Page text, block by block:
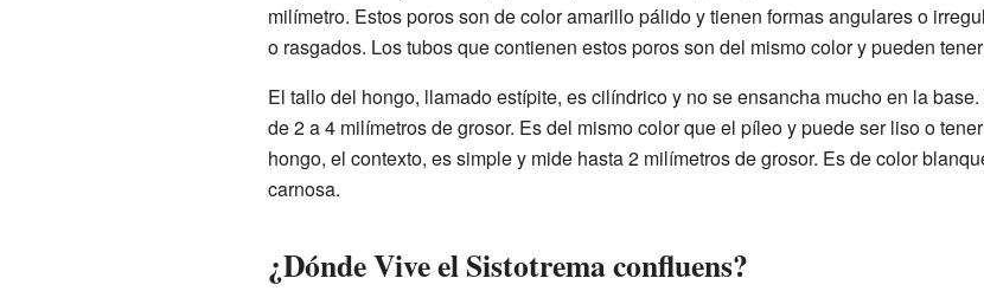
milímetro. Estos poros son de color amarillo pálido y tienen formas angulares o
o rasgados. Los tubos que contienen estos poros son del mismo color y pueden
El tallo del hongo, llamado estípite, es cilíndrico y no se ensancha mucho en la
de 2 a 4 milímetros de grosor. Es del mismo color que el píleo y puede ser liso o
hongo, el contexto, es simple y mide hasta 2 milímetros de grosor. Es de color
carnosa.
¿Dónde Vive el Sistotrema confluens?